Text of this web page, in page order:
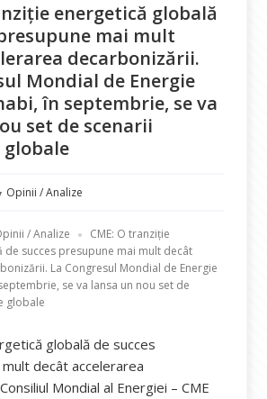
energetică globală
mai mult
decarbonizării.
Mondial de Energie
în septembrie, se va
set de scenarii
globale
Categorii
Opinii / Analize
/ Analize
CME: O tranziție
de succes presupune mai mult decât
La Congresul Mondial de Energie
se va lansa un nou set de
globale
globală de succes
decât accelerarea
Mondial al Energiei – CME